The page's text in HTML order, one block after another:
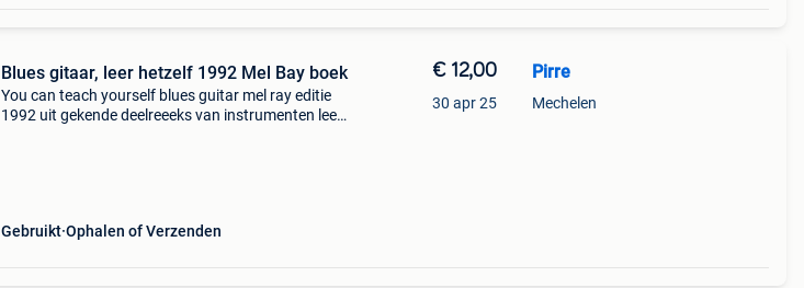
Blues gitaar, leer hetzelf 1992 Mel Bay boek
You can teach yourself blues guitar mel ray editie
1992 uit gekende deelreeeks van instrumenten leer
Gebruikt Ophalen of Verzenden
€ 12,00
30 apr 25
Pirre
Mechelen